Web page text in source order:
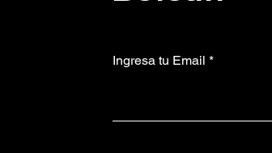
Ingresa tu Email